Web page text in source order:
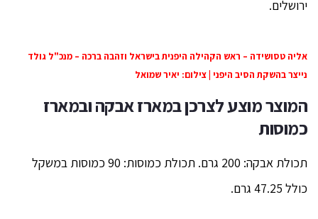
ירושלים.
אליה טסושידה – ראש הקהילה היפנית בישראל וזהבה ברכה – מנכ"ל גולד
נייצר בהשקת הסיב היפני | צילום: יאיר שמואל
המוצר מוצע לצרכן במארז אבקה ובמארז
כמוסות
תכולת אבקה: 200 גרם. תכולת כמוסות: 90 כמוסות במשקל
כולל 47.25 גרם.